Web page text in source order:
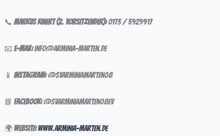
📞 Markus Kinert (2. Vorsitzender):0173 / 5929917
📧 E-Mail:info@arminia-marten.de
📱 Instagram:@svarminiamarten08
📘 Facebook:@svarminiamarten08ev
🌍Website:www.arminia-marten.de